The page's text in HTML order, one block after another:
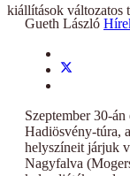
kiállítások változatos
Gueth László
Szeptember 30-
Hadiösvény-túra,
helyszíneit járjuk
Nagyfalva